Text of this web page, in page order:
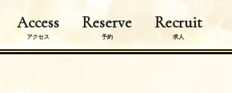
Access
アクセス
Reserve
予約
Recruit
求人